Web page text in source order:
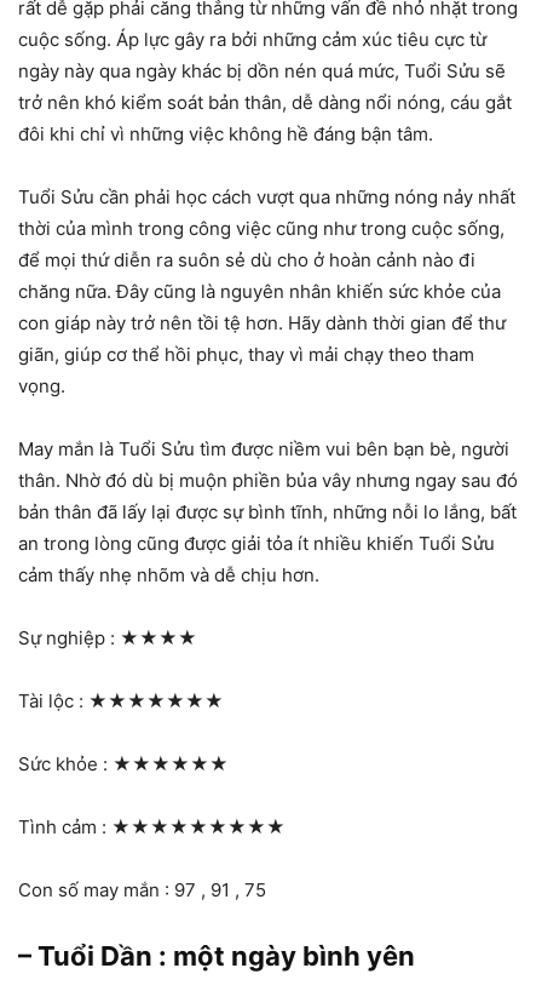
rất dễ gặp phải căng thẳng từ những vấn đề nhỏ nhặt trong
cuộc sống. Áp lực gây ra bởi những cảm xúc tiêu cực từ
ngày này qua ngày khác bị dồn nén quá mức, Tuổi Sửu sẽ
trở nên khó kiểm soát bản thân, dễ dàng nổi nóng, cáu gắt
đôi khi chỉ vì những việc không hề đáng bận tâm.
Tuổi Sửu cần phải học cách vượt qua những nóng nảy nhất
thời của mình trong công việc cũng như trong cuộc sống,
để mọi thứ diễn ra suôn sẻ dù cho ở hoàn cảnh nào đi
chăng nữa. Đây cũng là nguyên nhân khiến sức khỏe của
con giáp này trở nên tồi tệ hơn. Hãy dành thời gian để thư
giãn, giúp cơ thể hồi phục, thay vì mải chạy theo tham
vọng.
May mắn là Tuổi Sửu tìm được niềm vui bên bạn bè, người
thân. Nhờ đó dù bị muộn phiền bủa vây nhưng ngay sau đó
bản thân đã lấy lại được sự bình tĩnh, những nỗi lo lắng, bất
an trong lòng cũng được giải tỏa ít nhiều khiến Tuổi Sửu
cảm thấy nhẹ nhõm và dễ chịu hơn.
Sự nghiệp : ★★★★
Tài lộc : ★★★★★★★
Sức khỏe : ★★★★★★
Tình cảm : ★★★★★★★★★
Con số may mắn : 97 , 91 , 75
– Tuổi Dần : một ngày bình yên